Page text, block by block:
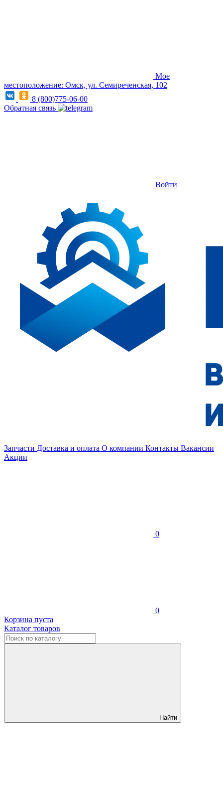
Мое
местоположение: Омск, ул. Семиреченская, 102
8 (800)775-06-00
Обратная связь
Войти
Запчасти Доставка и оплата О компании Контакты Вакансии
Акции
0
0
Корзина пуста
Каталог товаров
Найти